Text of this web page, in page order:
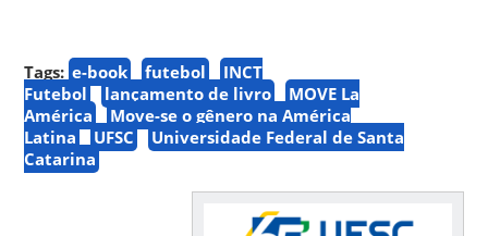
Tags: e-book futebol
INCT
Futebol
lançamento de livro
MOVE La
América
Move-se o gênero na América
Latina
UFSC
Universidade Federal de Santa
Catarina